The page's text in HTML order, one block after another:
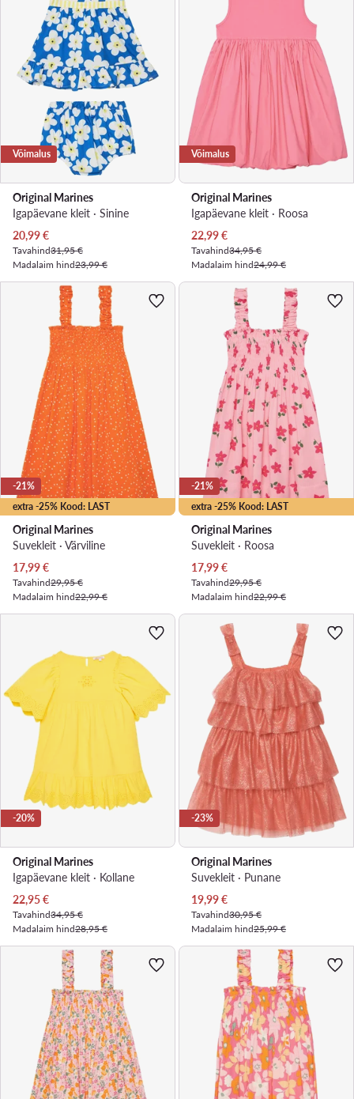
Võimalus
Original Marines
Igapäevane kleit · Sinine
Praegune hind
20,99€
Tavahind31,95 €
Madalaim hind23,99 €
Võimalus
Original Marines
Igapäevane kleit · Roosa
Praegune hind
22,99€
Tavahind34,95 €
Madalaim hind24,99 €
extra -25% Kood: LAST
-21%
Original Marines
Suvekleit · Värviline
Praegune hind
17,99€
Tavahind29,95 €
Madalaim hind22,99 €
extra -25% Kood: LAST
-21%
Original Marines
Suvekleit · Roosa
Praegune hind
17,99€
Tavahind29,95 €
Madalaim hind22,99 €
-20%
Original Marines
Igapäevane kleit · Kollane
Praegune hind
22,95€
Tavahind34,95 €
Madalaim hind28,95 €
-23%
Original Marines
Suvekleit · Punane
Praegune hind
19,99€
Tavahind30,95 €
Madalaim hind25,99 €